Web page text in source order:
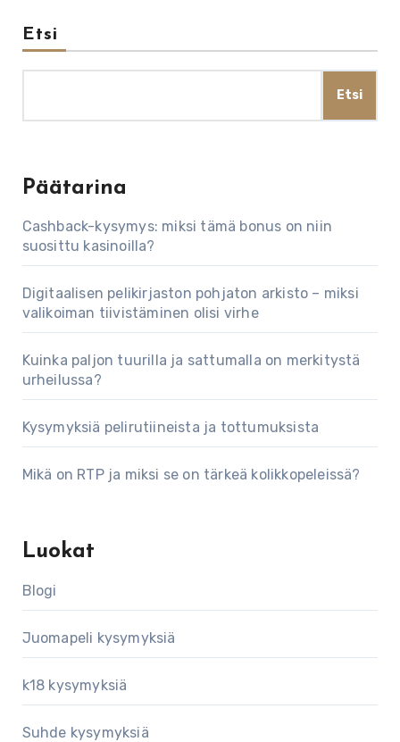
Etsi
Etsi
Päätarina
Cashback-kysymys: miksi tämä bonus on niin
suosittu kasinoilla?
Digitaalisen pelikirjaston pohjaton arkisto – miksi
valikoiman tiivistäminen olisi virhe
Kuinka paljon tuurilla ja sattumalla on merkitystä
urheilussa?
Kysymyksiä pelirutiineista ja tottumuksista
Mikä on RTP ja miksi se on tärkeä kolikkopeleissä?
Luokat
Blogi
Juomapeli kysymyksiä
k18 kysymyksiä
Suhde kysymyksiä